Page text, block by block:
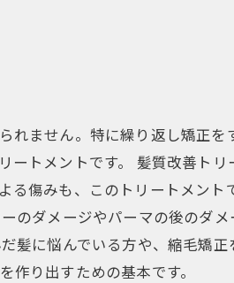
ません。特に繰り返し矯正を
トメントです。 髪質改善ト
傷みも、このトリートメン
のダメージやパーマの後のダ
髪に悩んでいる方や、縮毛矯
り出すための基本です。